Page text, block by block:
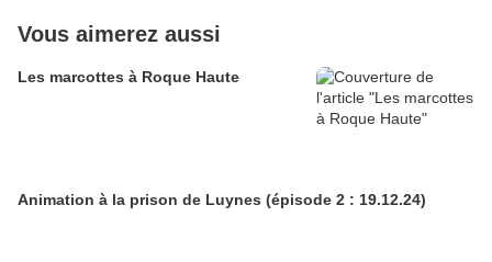
Vous aimerez aussi
Les marcottes à Roque Haute
Animation à la prison de Luynes (épisode 2 : 19.12.24)